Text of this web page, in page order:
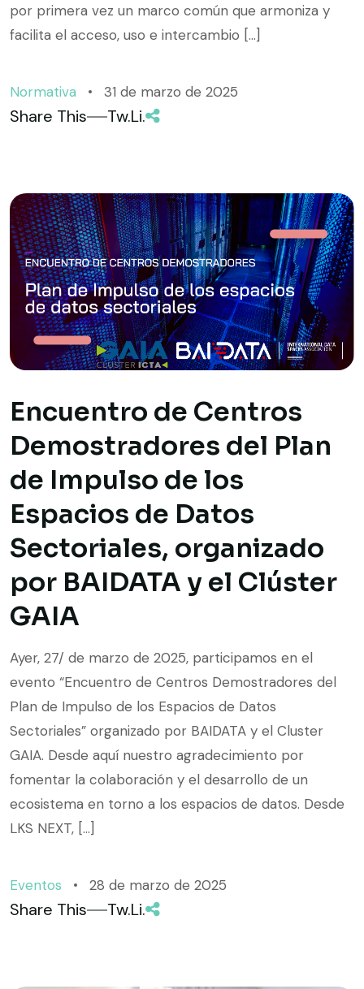
por primera vez un marco común que armoniza y
facilita el acceso, uso e intercambio […]
Normativa 31 de marzo de 2025
Share This Tw.Li.
Encuentro de Centros
Demostradores del Plan
de Impulso de los
Espacios de Datos
Sectoriales, organizado
por BAIDATA y el Clúster
GAIA
Ayer, 27/ de marzo de 2025, participamos en el
evento “Encuentro de Centros Demostradores del
Plan de Impulso de los Espacios de Datos
Sectoriales” organizado por BAIDATA y el Cluster
GAIA. Desde aquí nuestro agradecimiento por
fomentar la colaboración y el desarrollo de un
ecosistema en torno a los espacios de datos. Desde
LKS NEXT, […]
Eventos 28 de marzo de 2025
Share This Tw.Li.